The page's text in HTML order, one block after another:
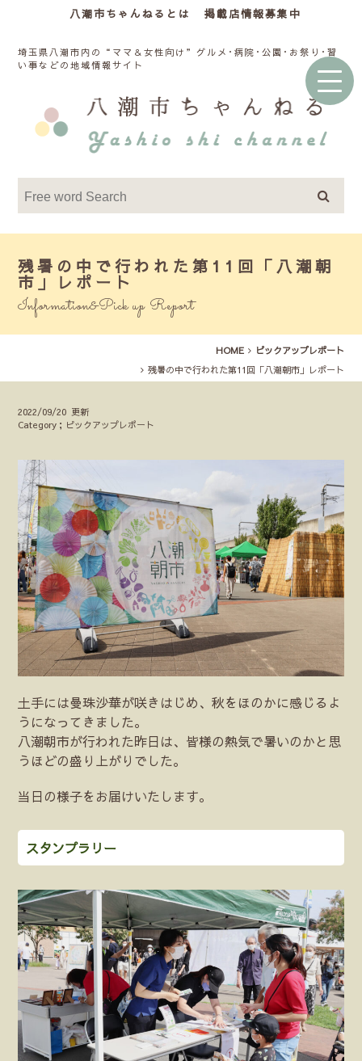
八潮市ちゃんねるとは 掲載店情報募集中
埼玉県八潮市内の“ママ＆女性向け”グルメ･病院･公園･お祭り･習
い事などの地域情報サイト
残暑の中で行われた第11回「八潮朝
市」レポート
Information&Pick up Report
HOME
ピックアップレポート
残暑の中で行われた第11回「八潮朝市」レポート
2022/09/20 更新
Category；ピックアップレポート
土手には曼珠沙華が咲きはじめ、秋をほのかに感じるよ
うになってきました。
八潮朝市が行われた昨日は、皆様の熱気で暑いのかと思
うほどの盛り上がりでした。
当日の様子をお届けいたします。
スタンプラリー